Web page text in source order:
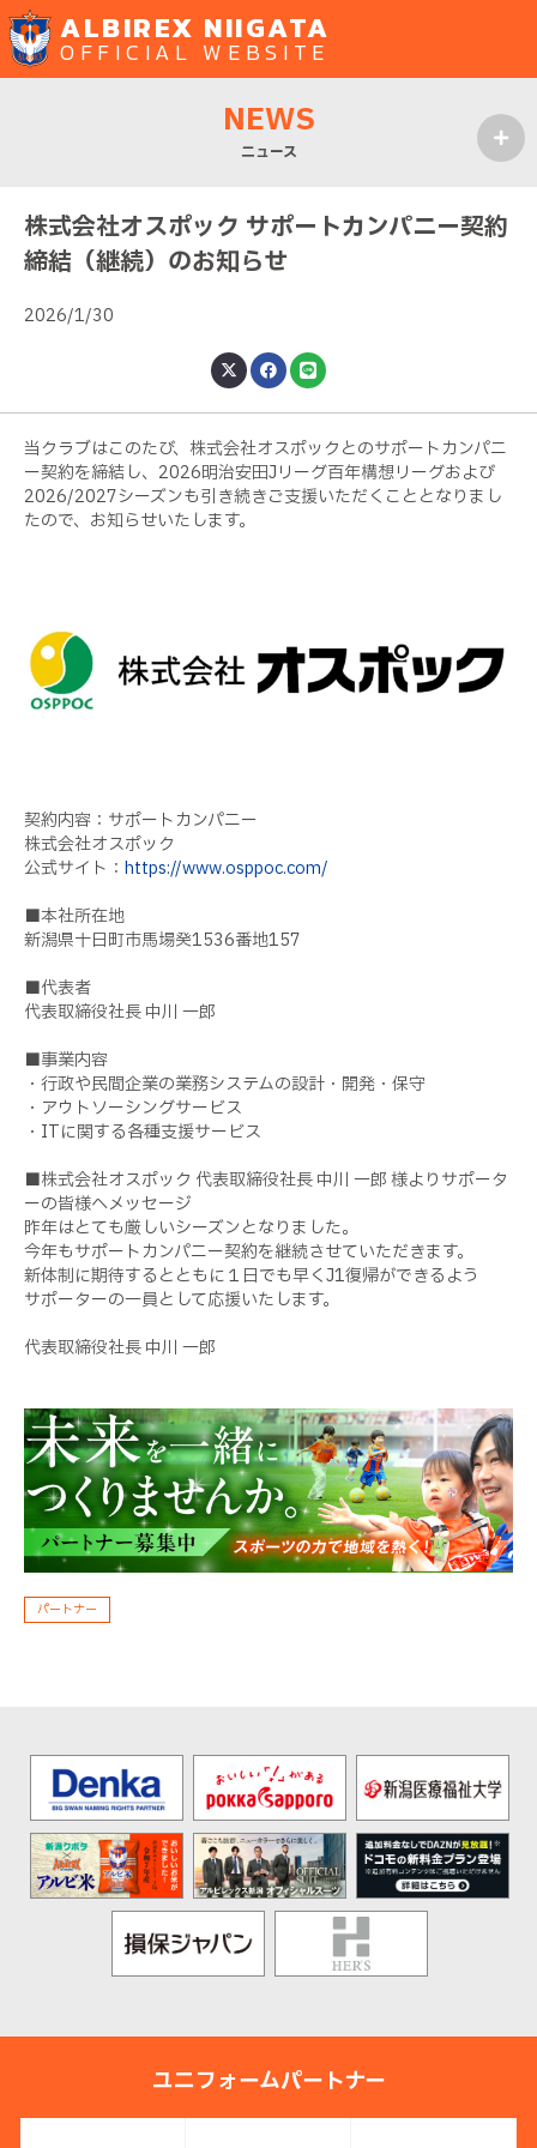
ALBIREX NIIGATA
OFFICIAL WEBSITE
NEWS
ニュース
株式会社オスポック サポートカンパニー契約
締結（継続）のお知らせ
2026/1/30
当クラブはこのたび、株式会社オスポックとのサポートカンパニ
ー契約を締結し、2026明治安田Jリーグ百年構想リーグおよび
2026/2027シーズンも引き続きご支援いただくこととなりまし
たので、お知らせいたします。
契約内容：サポートカンパニー
株式会社オスポック
公式サイト： https://www.osppoc.com/
■本社所在地
新潟県十日町市馬場癸1536番地157
■代表者
代表取締役社長 中川 一郎
■事業内容
・行政や民間企業の業務システムの設計・開発・保守
・アウトソーシングサービス
・ITに関する各種支援サービス
■株式会社オスポック 代表取締役社長 中川 一郎 様よりサポータ
ーの皆様へメッセージ
昨年はとても厳しいシーズンとなりました。
今年もサポートカンパニー契約を継続させていただきます。
新体制に期待するとともに１日でも早くJ1復帰ができるよう
サポーターの一員として応援いたします。
代表取締役社長 中川 一郎
パートナー
ユニフォームパートナー